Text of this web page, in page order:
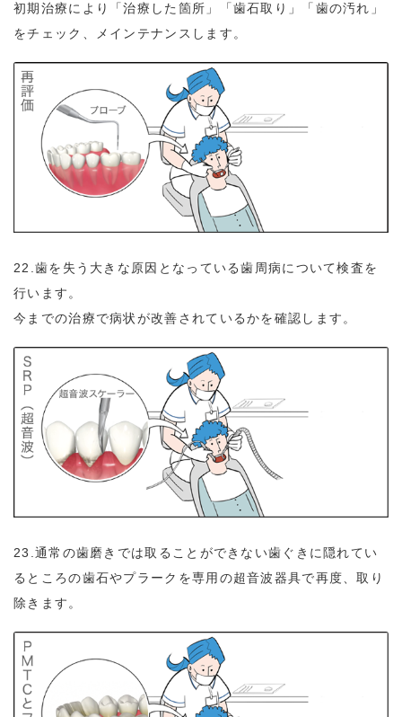
初期治療により「治療した箇所」「歯石取り」「歯の汚れ」
をチェック、メインテナンスします。
22.歯を失う大きな原因となっている歯周病について検査を
行います。
今までの治療で病状が改善されているかを確認します。
23.通常の歯磨きでは取ることができない歯ぐきに隠れてい
るところの歯石やプラークを専用の超音波器具で再度、取り
除きます。